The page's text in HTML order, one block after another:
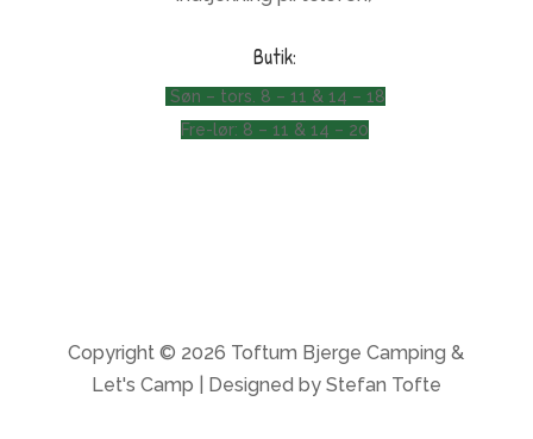
Butik:
Søn – tors. 8 – 11 & 14 – 18
Fre-lør: 8 – 11 & 14 – 20
Copyright © 2026 Toftum Bjerge Camping &
Let's Camp | Designed by Stefan Tofte